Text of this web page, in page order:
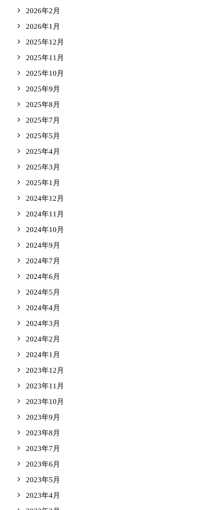
2026年2月
2026年1月
2025年12月
2025年11月
2025年10月
2025年9月
2025年8月
2025年7月
2025年5月
2025年4月
2025年3月
2025年1月
2024年12月
2024年11月
2024年10月
2024年9月
2024年7月
2024年6月
2024年5月
2024年4月
2024年3月
2024年2月
2024年1月
2023年12月
2023年11月
2023年10月
2023年9月
2023年8月
2023年7月
2023年6月
2023年5月
2023年4月